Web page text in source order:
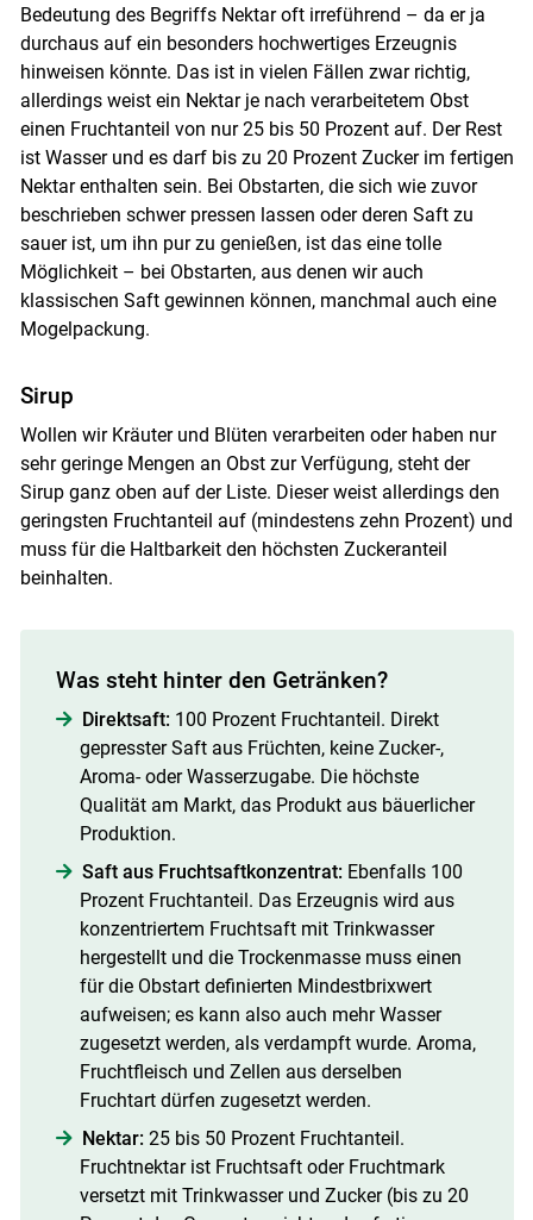
Bedeutung des Begriffs Nektar oft irreführend – da er ja
durchaus auf ein besonders hochwertiges Erzeugnis
hinweisen könnte. Das ist in vielen Fällen zwar richtig,
allerdings weist ein Nektar je nach verarbeitetem Obst
einen Fruchtanteil von nur 25 bis 50 Prozent auf. Der Rest
ist Wasser und es darf bis zu 20 Prozent Zucker im fertigen
Nektar enthalten sein. Bei Obstarten, die sich wie zuvor
beschrieben schwer pressen lassen oder deren Saft zu
sauer ist, um ihn pur zu genießen, ist das eine tolle
Möglichkeit – bei Obstarten, aus denen wir auch
klassischen Saft gewinnen können, manchmal auch eine
Mogelpackung.
Sirup
Wollen wir Kräuter und Blüten verarbeiten oder haben nur
sehr geringe Mengen an Obst zur Verfügung, steht der
Sirup ganz oben auf der Liste. Dieser weist allerdings den
geringsten Fruchtanteil auf (mindestens zehn Prozent) und
muss für die Haltbarkeit den höchsten Zuckeranteil
beinhalten.
Was steht hinter den Getränken?
Direktsaft: 100 Prozent Fruchtanteil. Direkt
gepresster Saft aus Früchten, keine Zucker-,
Aroma- oder Wasserzugabe. Die höchste
Qualität am Markt, das Produkt aus bäuerlicher
Produktion.
Saft aus Fruchtsaftkonzentrat: Ebenfalls 100
Prozent Fruchtanteil. Das Erzeugnis wird aus
konzentriertem Fruchtsaft mit Trinkwasser
hergestellt und die Trockenmasse muss einen
für die Obstart definierten Mindestbrixwert
aufweisen; es kann also auch mehr Wasser
zugesetzt werden, als verdampft wurde. Aroma,
Fruchtfleisch und Zellen aus derselben
Fruchtart dürfen zugesetzt werden.
Nektar: 25 bis 50 Prozent Fruchtanteil.
Fruchtnektar ist Fruchtsaft oder Fruchtmark
versetzt mit Trinkwasser und Zucker (bis zu 20